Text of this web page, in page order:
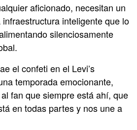
aficionado, necesitan un
inteligente que lo
silenciosamente
el confeti en el Levi’s
temporada emocionante,
fan que siempre está ahí, que
en todas partes y nos une a